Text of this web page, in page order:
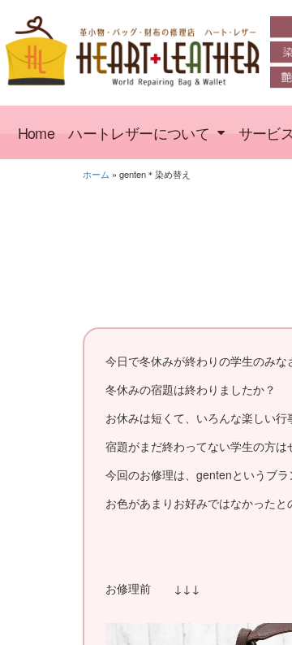
Home ハートレザーについて サービ
ホーム » genten＊染め替え
今日で冬休みが終わりの学生のみ
冬休みの宿題は終わりましたか？
お休みは短くて、いろんな楽しい
宿題がまだ終わってない学生の方は
今回のお修理は、gentenというブ
お色があまりお好みではなかった
お修理前 ↓↓↓